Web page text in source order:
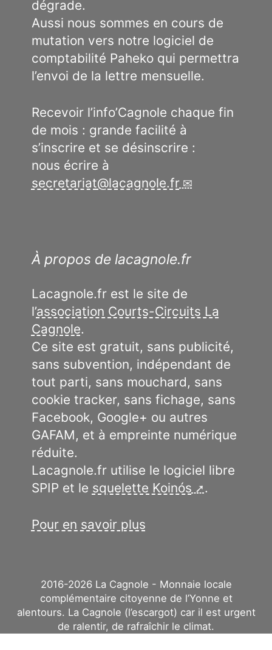
dégrade.
Aussi nous sommes en cours de
mutation vers notre logiciel de
comptabilité Paheko qui permettra
l’envoi de la lettre mensuelle.
Recevoir l’info’Cagnole chaque fin
de mois : grande facilité à
s’inscrire et se désinscrire :
nous écrire à
secretariat@lacagnole.fr
À propos de lacagnole.fr
Lacagnole.fr est le site de
l’association Courts-Circuits La
Cagnole.
Ce site est gratuit, sans publicité,
sans subvention, indépendant de
tout parti, sans mouchard, sans
cookie tracker, sans fichage, sans
Facebook, Google+ ou autres
GAFAM, et à empreinte numérique
réduite.
Lacagnole.fr utilise le logiciel libre
SPIP et le squelette Koinós .
Pour en savoir plus
2016-2026 La Cagnole - Monnaie locale
complémentaire citoyenne de l’Yonne et
alentours. La Cagnole (l’escargot) car il est urgent
de ralentir, de rafraîchir le climat.